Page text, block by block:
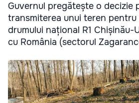
Guvernul pregătește o decizie
transmiterea unui teren
drumului național R1
cu România (sectorul